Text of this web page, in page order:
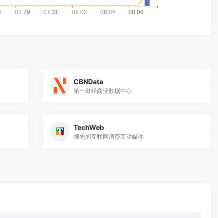
CBNData
第一财经商业数据中心
TechWeb
领先的互联网消费互动媒体